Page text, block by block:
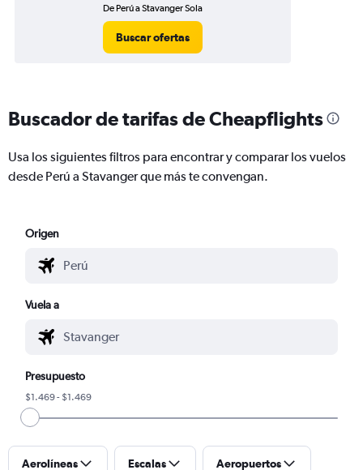
De Perú a Stavanger Sola
Buscar ofertas
Buscador de tarifas de Cheapflights
Usa los siguientes filtros para encontrar y comparar los vuelos
desde Perú a Stavanger que más te convengan.
Origen
Vuela a
Presupuesto
$1.469 - $1.469
Aerolíneas Escalas Aeropuertos